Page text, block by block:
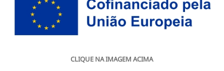
CLIQUE NA IMAGEM ACIMA